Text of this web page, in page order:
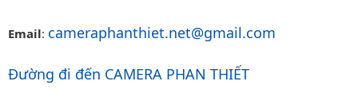
Email: cameraphanthiet.net@gmail.com
Đường đi đến CAMERA PHAN THIẾT